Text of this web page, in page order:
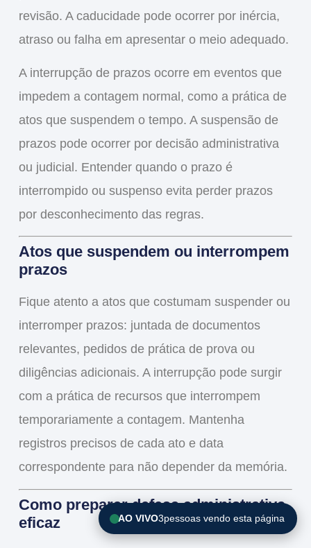
revisão. A caducidade pode ocorrer por inércia,
atraso ou falha em apresentar o meio adequado.
A interrupção de prazos ocorre em eventos que
impedem a contagem normal, como a prática de
atos que suspendem o tempo. A suspensão de
prazos pode ocorrer por decisão administrativa
ou judicial. Entender quando o prazo é
interrompido ou suspenso evita perder prazos
por desconhecimento das regras.
Atos que suspendem ou interrompem
prazos
Fique atento a atos que costumam suspender ou
interromper prazos: juntada de documentos
relevantes, pedidos de prática de prova ou
diligências adicionais. A interrupção pode surgir
com a prática de recursos que interrompem
temporariamente a contagem. Mantenha
registros precisos de cada ato e data
correspondente para não depender da memória.
Como preparar defesa administrativa
eficaz
AO VIVO3pessoas vendo esta página